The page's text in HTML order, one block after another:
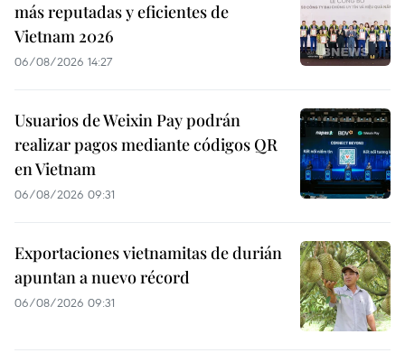
más reputadas y eficientes de
Vietnam 2026
06/08/2026 14:27
Usuarios de Weixin Pay podrán
realizar pagos mediante códigos QR
en Vietnam
06/08/2026 09:31
Exportaciones vietnamitas de durián
apuntan a nuevo récord
06/08/2026 09:31